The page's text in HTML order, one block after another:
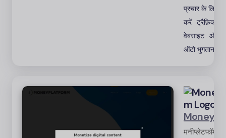
प्रचार के लिए
करें ट्रैफ़िक
वेबसाइट
ऑटो भुगतान
मनीप्लेटफॉर्म